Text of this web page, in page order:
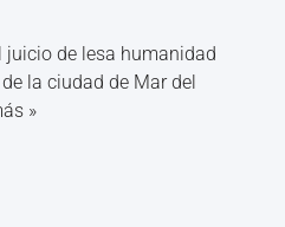
juicio de lesa humanidad
la ciudad de Mar del
»